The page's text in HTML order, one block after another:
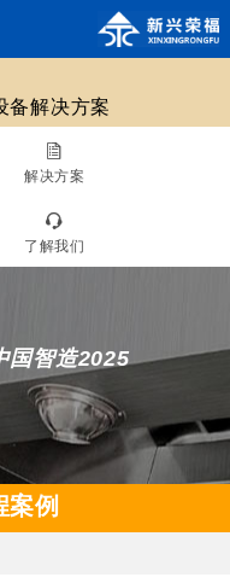
质
解决方案
69508608
备解决方案
解决方案
了解我们
国智造2025
案例